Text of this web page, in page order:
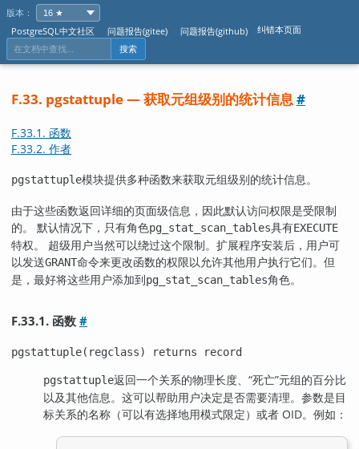
版本：
PostgreSQL中文社区
问题报告(gitee) 问题报告(github) 纠错本页面
搜索
F.33. pgstattuple — 获取元组级别的统计信息#
F.33.1. 函数
F.33.2. 作者
pgstattuple模块提供多种函数来获取元组级别的统计信息。
由于这些函数返回详细的页面级信息，因此默认访问权限是受限制
的。 默认情况下，只有角色pg_stat_scan_tables具有EXECUTE
特权。 超级用户当然可以绕过这个限制。扩展程序安装后，用户可
以发送GRANT命令来更改函数的权限以允许其他用户执行它们。但
是，最好将这些用户添加到pg_stat_scan_tables角色。
F.33.1. 函数#
pgstattuple(regclass) returns record
pgstattuple返回一个关系的物理长度、 “死亡”元组的百分比
以及其他信息。这可以帮助用户决定是否需要清理。参数是目
标关系的名称（可以有选择地用模式限定）或者 OID。例如：